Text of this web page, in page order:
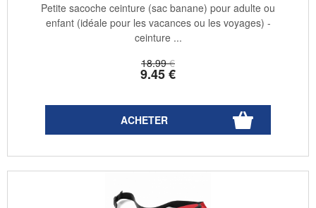
18.99 €
9.45€
Petite sacoche ceinture (sac banane) pour adulte ou
enfant (idéale pour les vacances ou les voyages) -
ceinture ...